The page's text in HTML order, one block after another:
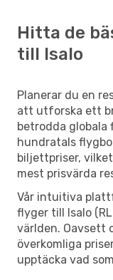
Hitta de
till Isalo
Planerar du en
att utforska ett
betrodda globala
hundratals
biljettpriser,
mest prisvärda
Vår intuitiva
flyger till Isalo
världen. Oavsett
överkomliga
upptäcka vad